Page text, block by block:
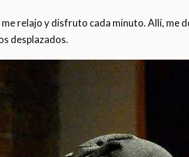
me relajo y disfruto cada minuto. Allí,
desplazados.